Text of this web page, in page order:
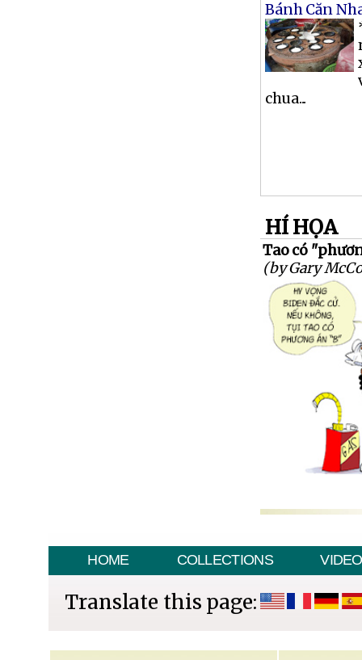
Bánh Căn
chua...
HÍ HỌA
Tao có
(by Gary
HOME COLLECTIONS VIDEO
Translate this page: